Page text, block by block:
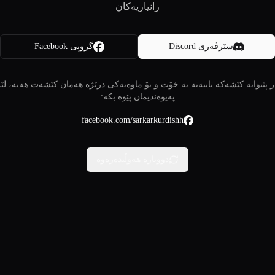
زانیاریەکان
سێرڤەری Discord گروپی Facebook
پێتوایە کێشەکە تایبەتە بە خۆت و بۆ ماوەیەکی درێژە هەمان کێشەت هەیە،
پەیوەندیمان پێوە بکە:
facebook.com/sarkarkurdishh